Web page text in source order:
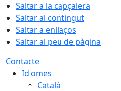
Saltar a la capçalera
Saltar al contingut
Saltar a enllaços
Saltar al peu de pàgina
Contacte
Idiomes
Català